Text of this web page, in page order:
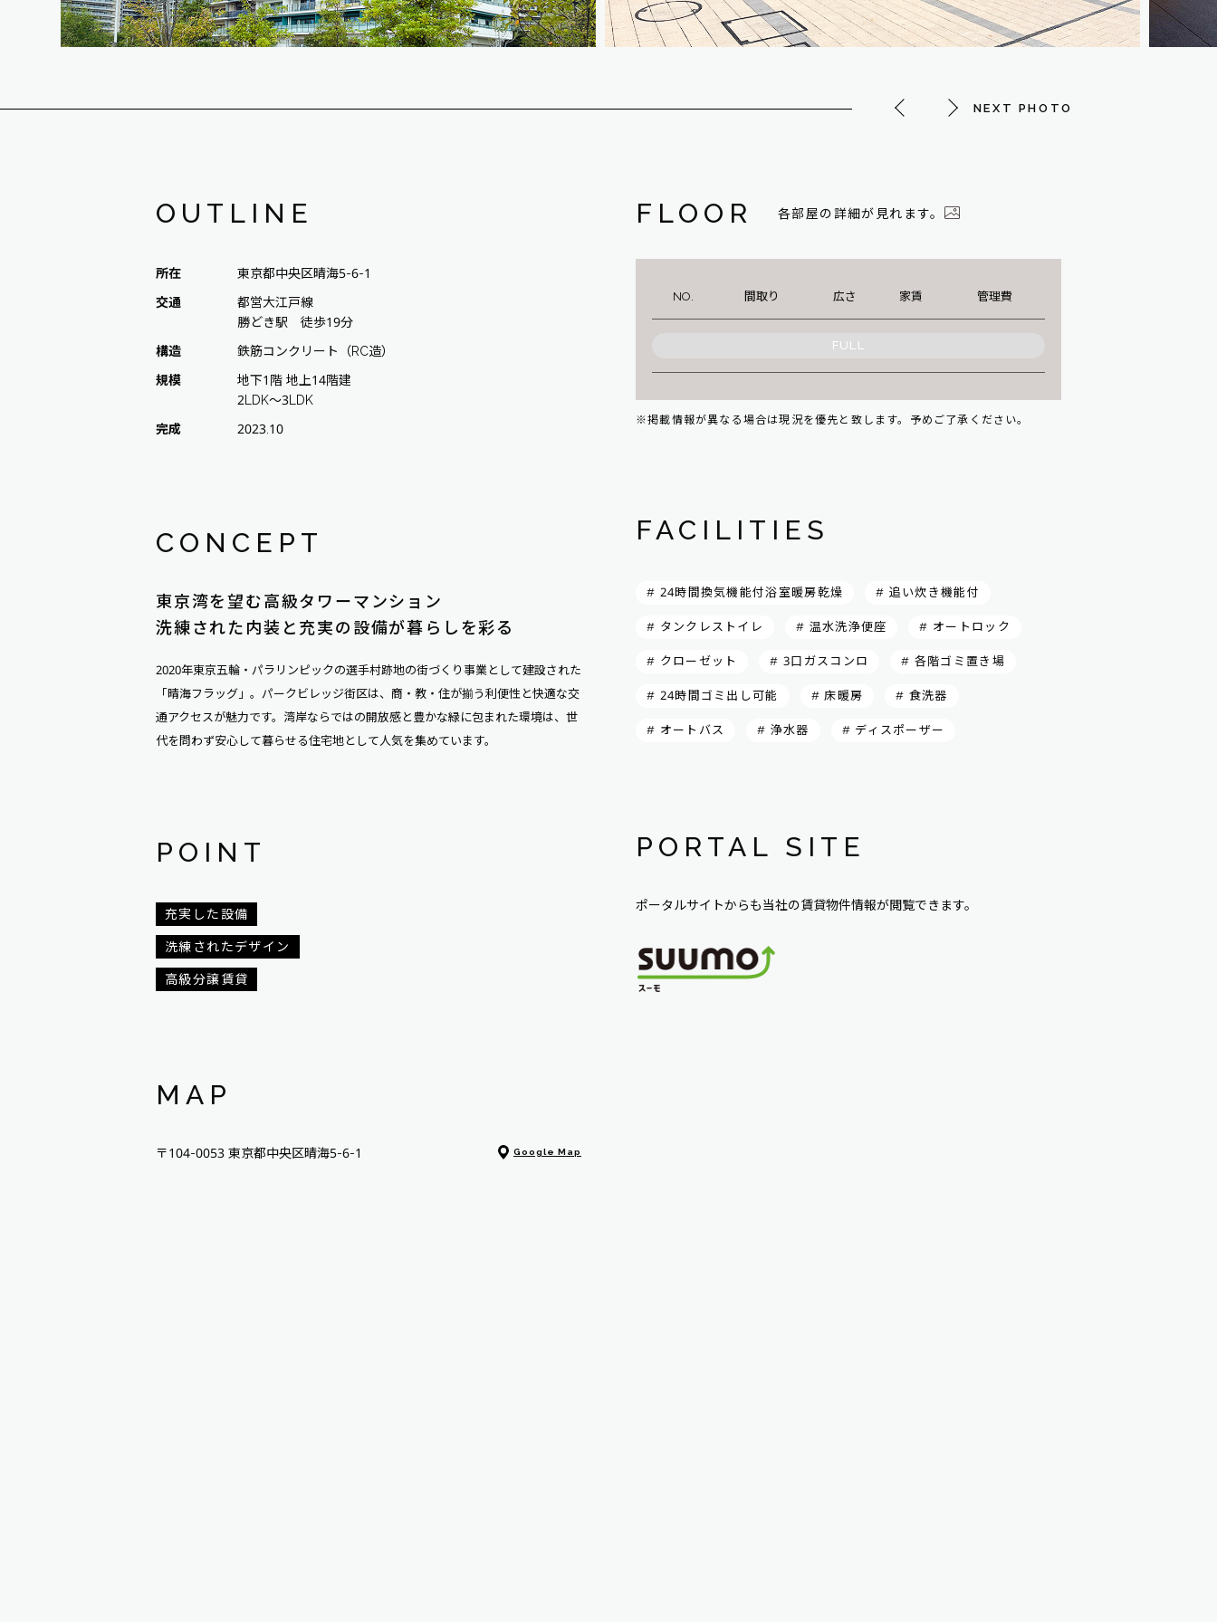
NEXT PHOTO
OUTLINE
所在
東京都中央区晴海5-6-1
交通
都営大江戸線
勝どき駅 徒歩19分
構造
鉄筋コンクリート（RC造）
規模
地下1階 地上14階建
2LDK～3LDK
完成
2023.10
CONCEPT
東京湾を望む高級タワーマンション
洗練された内装と充実の設備が暮らしを彩る
2020年東京五輪・パラリンピックの選手村跡地の街づくり事業として建設された
「晴海フラッグ」。パークビレッジ街区は、商・教・住が揃う利便性と快適な交
通アクセスが魅力です。湾岸ならではの開放感と豊かな緑に包まれた環境は、世
代を問わず安心して暮らせる住宅地として人気を集めています。
POINT
充実した設備
洗練されたデザイン
高級分譲賃貸
MAP
〒104-0053 東京都中央区晴海5-6-1 Google Map
FLOOR 各部屋の詳細が見れます。
NO. 間取り 広さ 家賃 管理費
FULL
※掲載情報が異なる場合は現況を優先と致します。予めご了承ください。
FACILITIES
# 24時間換気機能付浴室暖房乾燥 # 追い炊き機能付
# タンクレストイレ # 温水洗浄便座 # オートロック
# クローゼット # 3口ガスコンロ # 各階ゴミ置き場
# 24時間ゴミ出し可能 # 床暖房 # 食洗器
# オートバス # 浄水器 # ディスポーザー
PORTAL SITE
ポータルサイトからも当社の賃貸物件情報が閲覧できます。